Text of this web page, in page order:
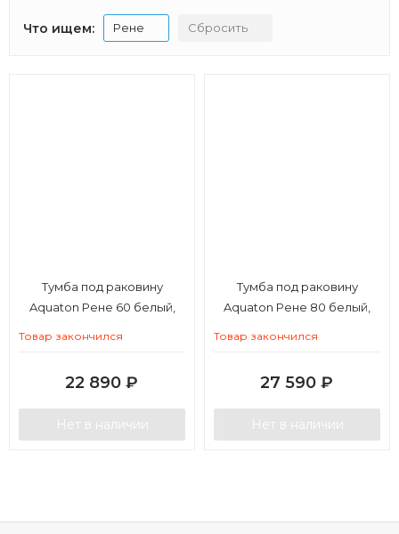
Что ищем: Рене Сбросить
Тумба под раковину
Aquaton Рене 60 белый,
Товар закончился
22 890 ₽
Нет в наличии
Тумба под раковину
Aquaton Рене 80 белый,
Товар закончился
27 590 ₽
Нет в наличии